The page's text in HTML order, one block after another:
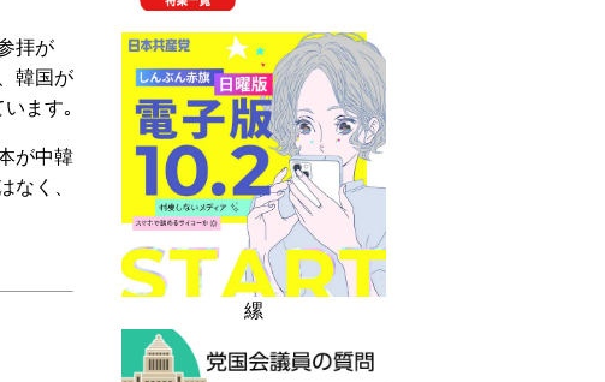
拝が
韓国が
ます｡
が中韓
なく、
縲